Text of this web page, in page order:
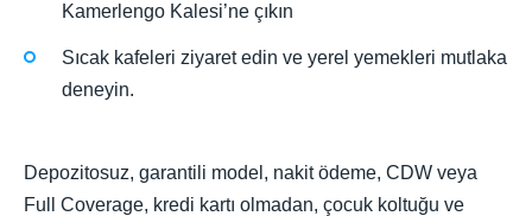
Kamerlengo Kalesi’ne çıkın
Sıcak kafeleri ziyaret edin ve yerel yemekleri mutlaka
deneyin.
Depozitosuz, garantili model, nakit ödeme, CDW veya
Full Coverage, kredi kartı olmadan, çocuk koltuğu ve